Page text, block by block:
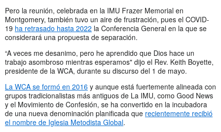
Pero la reunión, celebrada en la IMU Frazer Memorial en
Montgomery, también tuvo un aire de frustración, pues el COVID-
19 ha retrasado hasta 2022 la Conferencia General en la que se
considerará una propuesta de separación.
“A veces me desanimo, pero he aprendido que Dios hace un
trabajo asombroso mientras esperamos" dijo el Rev. Keith Boyette,
presidente de la WCA, durante su discurso del 1 de mayo.
La WCA se formó en 2016 y aunque está fuertemente alineada con
grupos tradicionalistas más antiguos de La IMU, como Good News
y el Movimiento de Confesión, se ha convertido en la incubadora
de una nueva denominación planificada que recientemente recibió
el nombre de Iglesia Metodista Global.